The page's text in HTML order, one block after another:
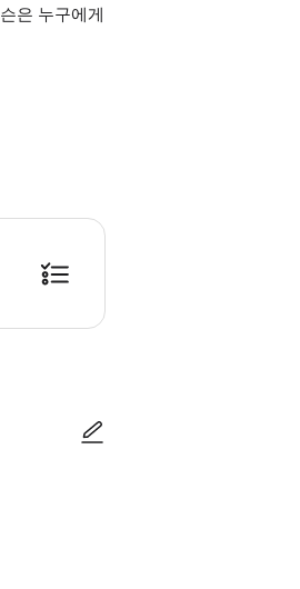
은 누구에게
니다. * 소요시간 : 90분 (옵션에 따라 소요